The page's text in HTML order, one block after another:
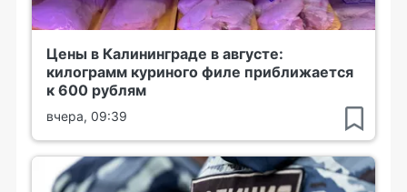
Цены в Калининграде в августе:
килограмм куриного филе приближается
к 600 рублям
вчера, 09:39